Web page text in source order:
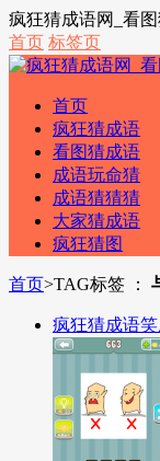
疯狂猜成语网_看
首页 标签页
首页
疯狂猜成语
看图猜成语
成语玩命猜
成语猜猜猜
大家猜成语
疯狂猜图
首页>TAG标签 ：
疯狂猜成语